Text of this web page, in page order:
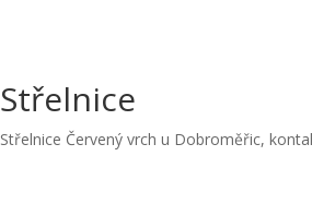
Střelnice
Střelnice Červený vrch u Dobroměřic,